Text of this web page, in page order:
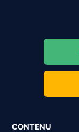
CONTENU